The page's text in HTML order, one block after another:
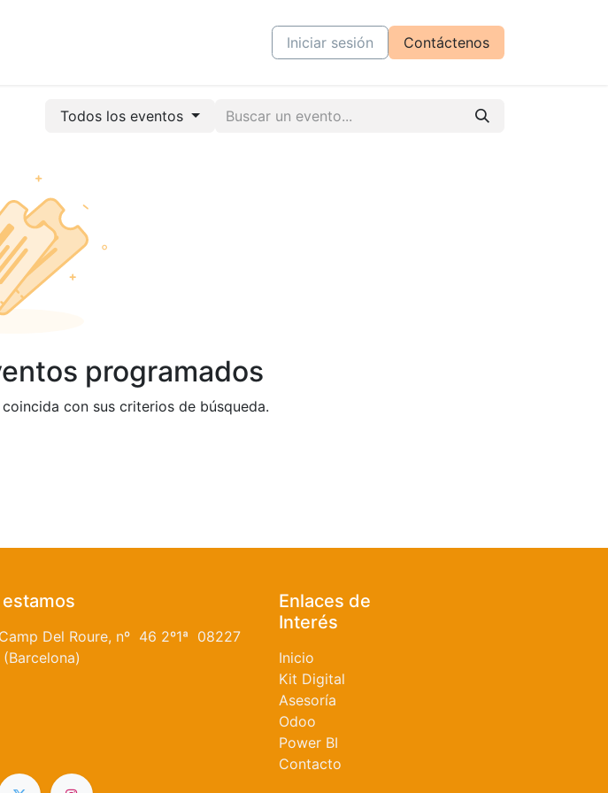
CursosIniciar sesión Contáctenos
Todos los eventos
programados
con sus criterios de búsqueda.
Del Roure, nº 46 2º1ª 08227
(Barcelona)
Enlaces de
Interés
Inicio
Kit Digital
Asesoría
Odoo
Power BI
Contacto